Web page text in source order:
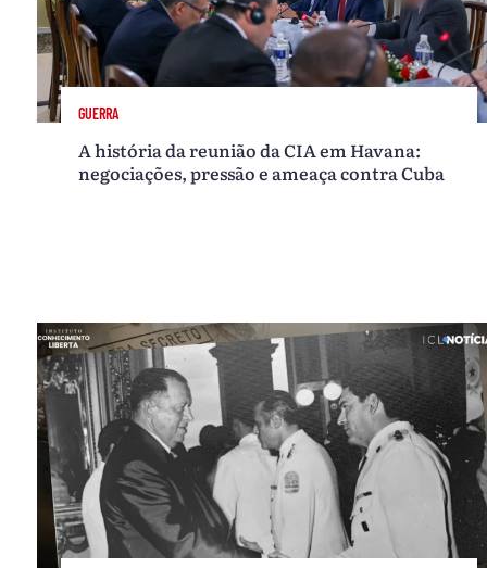
GUERRA
A história da reunião da CIA em Havana:
negociações, pressão e ameaça contra Cuba